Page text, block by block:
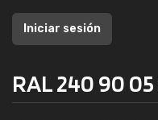
Iniciar sesión
RAL 240 90